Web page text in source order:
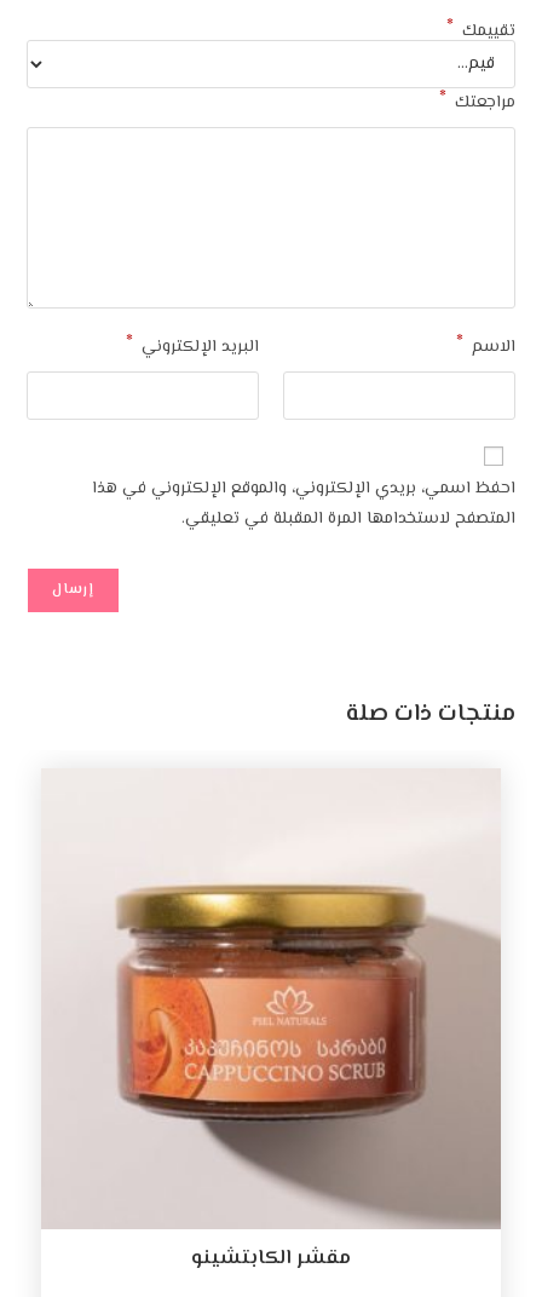
تقييمك *
مراجعتك *
الاسم * البريد الإلكتروني *
احفظ اسمي، بريدي الإلكتروني، والموقع الإلكتروني في هذا
المتصفح لاستخدامها المرة المقبلة في تعليقي.
منتجات ذات صلة
مقشر الكابتشينو